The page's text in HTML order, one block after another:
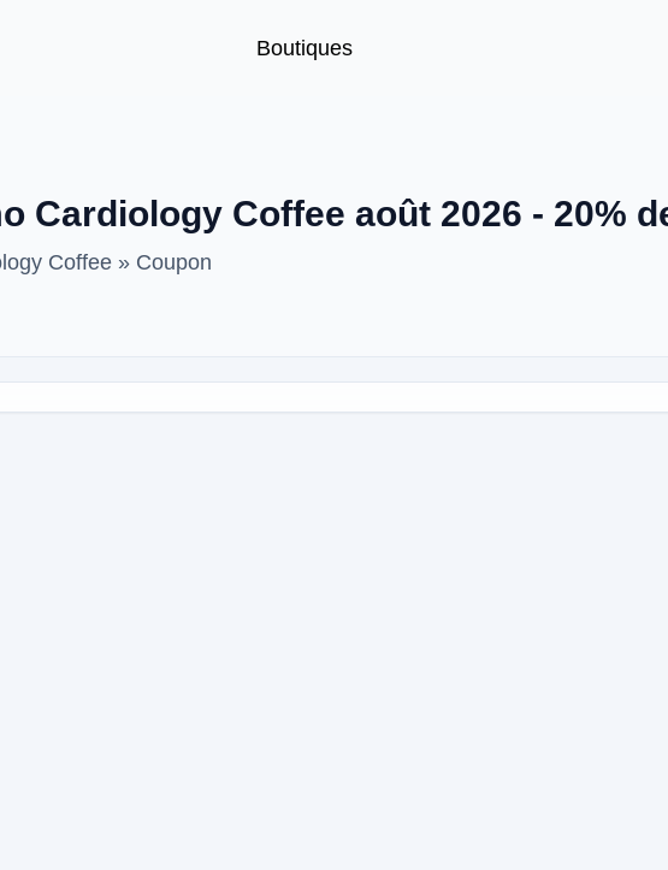
Boutiques
Cardiology Coffee août 2026 - 20%
Coffee » Coupon